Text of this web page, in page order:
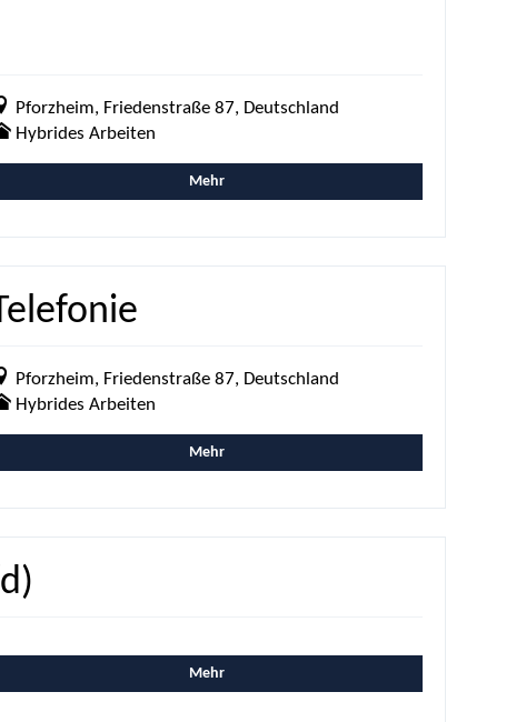
Pforzheim, Friedenstraße 87, Deutschland
Hybrides Arbeiten
Mehr
Pforzheim, Friedenstraße 87, Deutschland
Hybrides Arbeiten
Mehr
Mehr